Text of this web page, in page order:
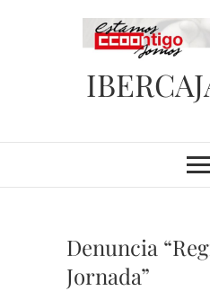
Denuncia
Jornada”